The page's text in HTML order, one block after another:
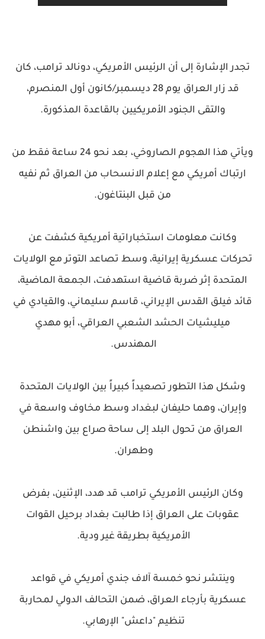
تجدر الإشارة إلى أن الرئيس الأمريكي، دونالد ترامب، كان
قد زار العراق يوم 28 ديسمبر/كانون أول المنصرم،
والتقى الجنود الأمريكيين بالقاعدة المذكورة.
ويأتي هذا الهجوم الصاروخي، بعد نحو 24 ساعة فقط من
ارتباك أمريكي مع إعلام الانسحاب من العراق ثم نفيه
من قبل البنتاغون.
وكانت معلومات استخباراتية أمريكية كشفت عن
تحركات عسكرية إيرانية، وسط تصاعد التوتر مع الولايات
المتحدة إثر ضربة قاضية استهدفت، الجمعة الماضية،
قائد فيلق القدس الإيراني، قاسم سليماني، والقيادي في
ميليشيات الحشد الشعبي العراقي، أبو مهدي
المهندس.
وشكل هذا التطور تصعيداً كبيراً بين الولايات المتحدة
وإيران، وهما حليفان لبغداد وسط مخاوف واسعة في
العراق من تحول البلد إلى ساحة صراع بين واشنطن
وطهران.
وكان الرئيس الأمريكي ترامب قد هدد، الإثنين، بفرض
عقوبات على العراق إذا طالبت بغداد برحيل القوات
الأمريكية بطريقة غير ودية.
وينتشر نحو خمسة آلاف جندي أمريكي في قواعد
عسكرية بأرجاء العراق، ضمن التحالف الدولي لمحاربة
تنظيم "داعش" الإرهابي.